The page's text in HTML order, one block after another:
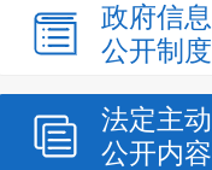
政府信息
公开制度
法定主动
公开内容